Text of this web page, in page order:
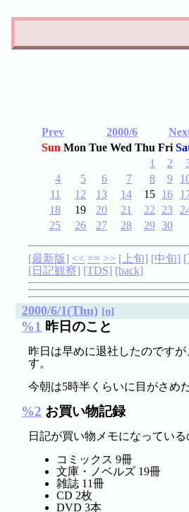
Prev 2000/6
Sun Mon Tue Wed Thu Fri
1
2
4
5 6 7 8 9
11
12 13 14 15 16
18
19 20 21 22 23
25
26 27 28 29 30
[最新版] << == >> [上旬] [中旬] [
[日記観察] [TDS] [back]
2000/6/1(Thu) [n]
%1 昨日のこと
昨日は早めに退社したのです
す。
今朝は5時半くらいに目がさめ
%2 お買い物記録
日記が買い物メモになってい
コミックス 9冊
文庫・ノベルズ 19冊
雑誌 11冊
CD 2枚
DVD 3本